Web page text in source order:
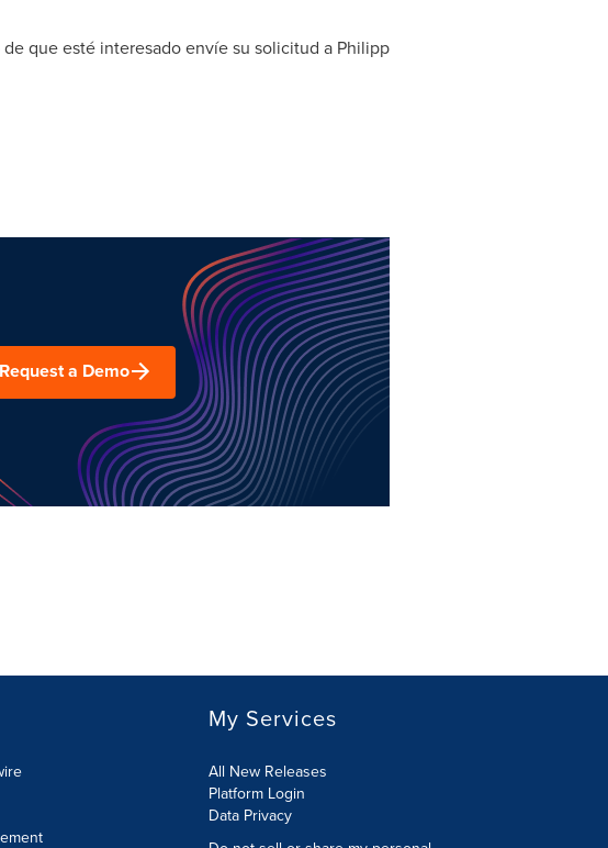
que esté interesado envíe su solicitud a Philipp
Request a Demo
My Services
All New Releases
Platform Login
Data Privacy